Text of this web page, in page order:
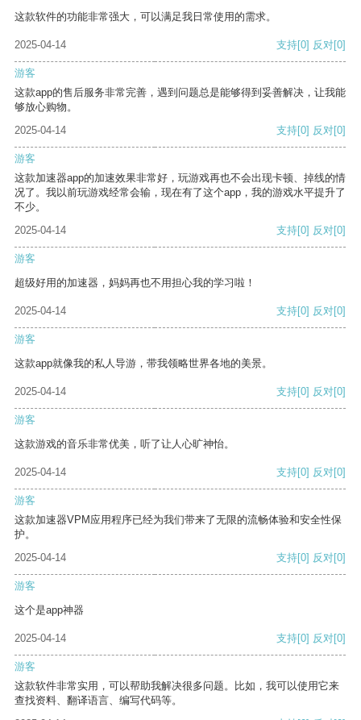
这款软件的功能非常强大，可以满足我日常使用的需求。
2025-04-14 支持[0] 反对[0]
游客
这款app的售后服务非常完善，遇到问题总是能够得到妥善解决，让我能
够放心购物。
2025-04-14
支持[0] 反对[0]
游客
这款加速器app的加速效果非常好，玩游戏再也不会出现卡顿、掉线的情
况了。我以前玩游戏经常会输，现在有了这个app，我的游戏水平提升了
不少。
2025-04-14
支持[0] 反对[0]
游客
超级好用的加速器，妈妈再也不用担心我的学习啦！
2025-04-14 支持[0] 反对[0]
游客
这款app就像我的私人导游，带我领略世界各地的美景。
2025-04-14 支持[0] 反对[0]
游客
这款游戏的音乐非常优美，听了让人心旷神怡。
2025-04-14 支持[0] 反对[0]
游客
这款加速器VPM应用程序已经为我们带来了无限的流畅体验和安全性保
护。
2025-04-14
支持[0] 反对[0]
游客
这个是app神器
2025-04-14 支持[0] 反对[0]
游客
这款软件非常实用，可以帮助我解决很多问题。比如，我可以使用它来
查找资料、翻译语言、编写代码等。